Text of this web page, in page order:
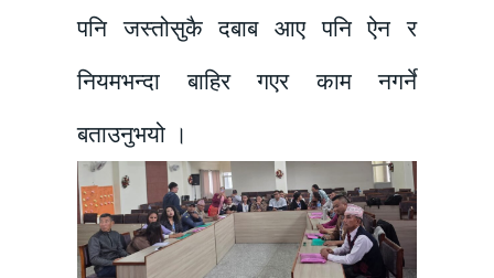
पनि जस्तोसुकै दबाब आए पनि ऐन र
नियमभन्दा बाहिर गएर काम नगर्ने
बताउनुभयो ।